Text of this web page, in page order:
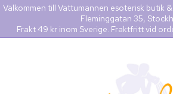
Välkommen till Vattumannen esoterisk butik
Fleminggatan 35,
Frakt 49 kr inom Sverige. Fraktfritt vid